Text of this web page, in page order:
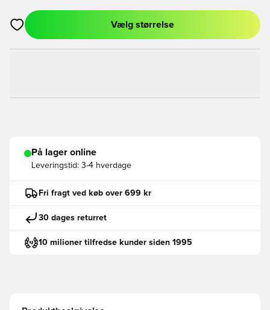
Åbner en Modal til at logge ind eller tilmelde dig som medlem
Vælg størrelse
På lager online
Leveringstid: 3-4 hverdage
Fri fragt ved køb over 699 kr
30 dages returret
10 milioner tilfredse kunder siden 1995